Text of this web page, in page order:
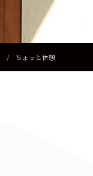
/ ちょっと休憩